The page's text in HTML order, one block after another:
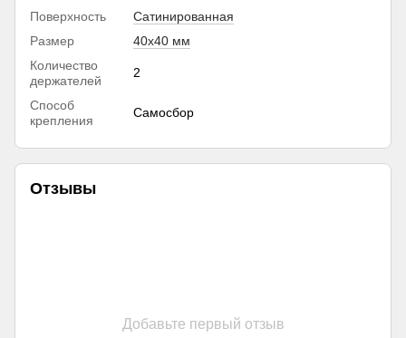
Поверхность
Сатинированная
Размер
40х40 мм
Количество
держателей
2
Способ
крепления
Самосбор
Отзывы
Добавьте первый отзыв